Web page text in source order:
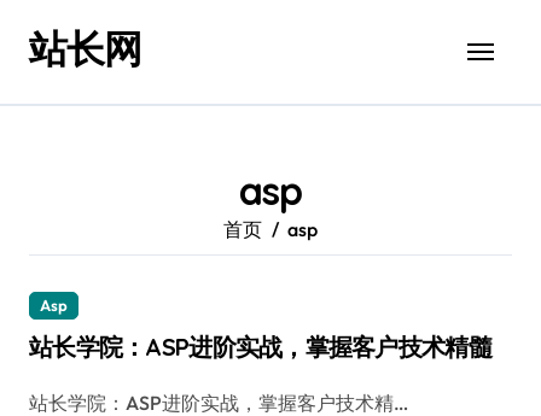
站长网
asp
首页 asp
Asp
站长学院：ASP进阶实战，掌握客户技术精髓
站长学院：ASP进阶实战，掌握客户技术精…